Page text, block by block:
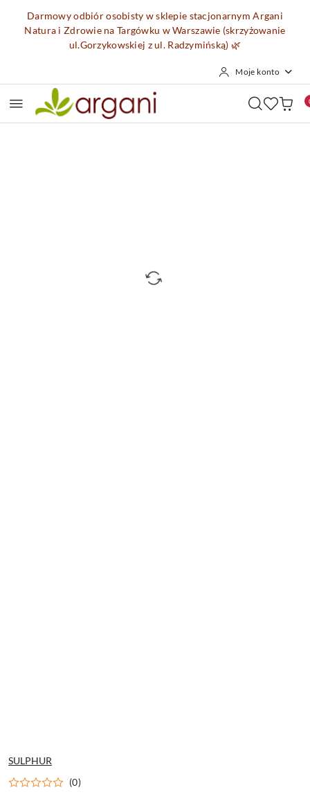
Przejdź do treści głównej
Przejdź do wyszukiwarki
Przejdź do moje konto
Przejdź do menu głównego
Przejdź do opisu produktu
Przejdź do stopki
Darmowy odbiór osobisty w sklepie stacjonarnym Argani
Natura i Zdrowie na Targówku w Warszawie (skrzyżowanie
ul.Gorzykowskiej z ul. Radzymińską) 🌿
Moje konto
NAZWA
PRODUCENTA:
SULPHUR
(0)